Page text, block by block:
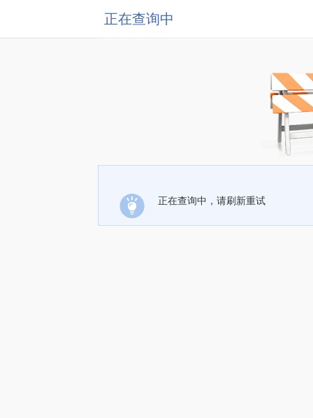
正在查询中
正在查询中，请刷新重试